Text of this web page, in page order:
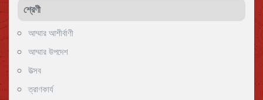
শ্রেণী
আম্মার আশীর্বাণী
আম্মার উপদেশ
উত্সব
ত্রাণকার্য